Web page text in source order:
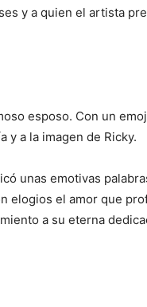
y a quien el artista
esposo. Con un
y a la imagen de Ricky.
unas emotivas
elogios el amor que
a su eterna